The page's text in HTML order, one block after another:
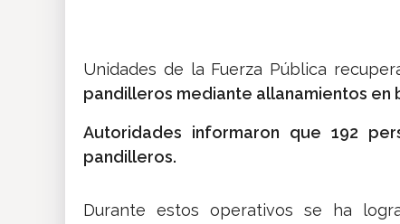
Unidades de la Fuerza Pública
pandilleros mediante allanamientos en
Autoridades informaron que 192
pandilleros.
Durante estos operativos se ha